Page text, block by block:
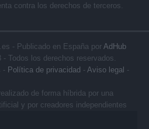
contra los derechos de terceros.
- Publicado en España por AdHub
- Todos los derechos reservados.
- Política de privacidad - Aviso legal -
de forma híbrida por una
y por creadores independientes